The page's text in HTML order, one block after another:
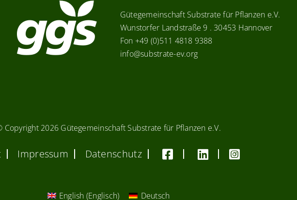
Gütegemeinschaft Substrate für Pflanzen e.V.
Wunstorfer Landstraße 9 . 30453 Hannover
Fon +49 (0)511 4818 9388
info@substrate-ev.org
Copyright 2026 Gütegemeinschaft Substrate für Pflanzen e.V.
Impressum Datenschutz
English (Englisch) Deutsch